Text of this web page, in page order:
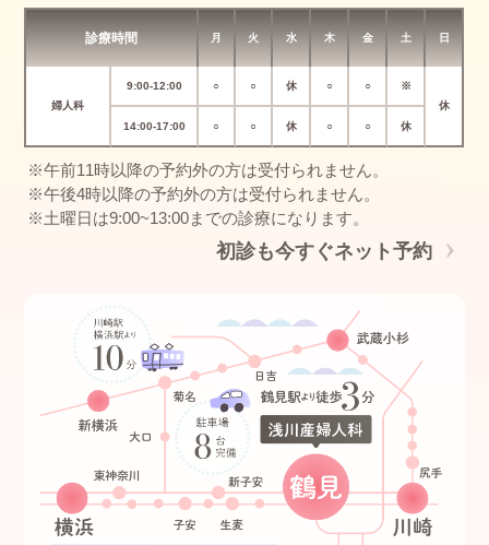
診療時間 月 火 水 木 金 土 日
婦人科
9:00-12:00 ○ ○ 休 ○ ○
※
休
14:00-17:00
○ ○ 休 ○ ○ 休
※午前11時以降の予約外の方は受付られません。
※午後4時以降の予約外の方は受付られません。
※土曜日は9:00~13:00までの診療になります。
初診も今すぐネット予約